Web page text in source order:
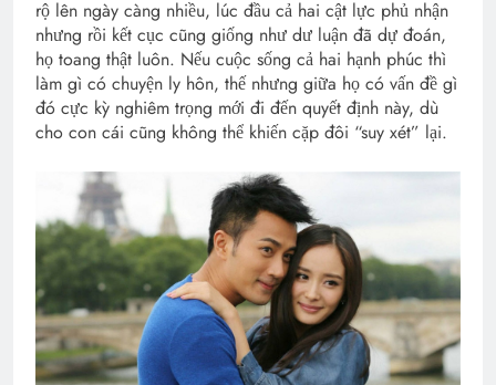
rộ lên ngày càng nhiều, lúc đầu cả hai cật lực phủ nhận
nhưng rồi kết cục cũng giống như dư luận đã dự đoán,
họ toang thật luôn. Nếu cuộc sống cả hai hạnh phúc thì
làm gì có chuyện ly hôn, thế nhưng giữa họ có vấn đề gì
đó cực kỳ nghiêm trọng mới đi đến quyết định này, dù
cho con cái cũng không thể khiến cặp đôi “suy xét” lại.